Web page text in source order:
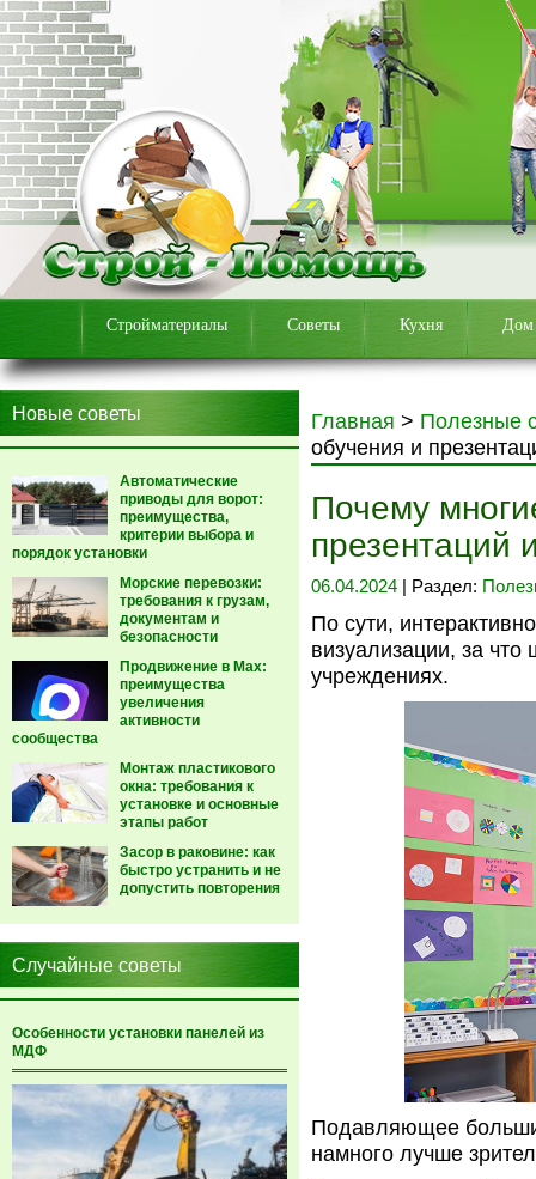
Стройматериалы Советы Кухня Дом
Новые советы
Автоматические
приводы для ворот:
преимущества,
критерии выбора и
порядок установки
Морские перевозки:
требования к грузам,
документам и
безопасности
Продвижение в Max:
преимущества
увеличения
активности
сообщества
Монтаж пластикового
окна: требования к
установке и основные
этапы работ
Засор в раковине: как
быстро устранить и не
допустить повторения
Случайные советы
Особенности установки панелей из
МДФ
Главная > Полезные
обучения и
Почему
презентаций
06.04.2024 | Раздел:
По сути,
визуализации, за
учреждениях.
Подавляющее
намного лучше